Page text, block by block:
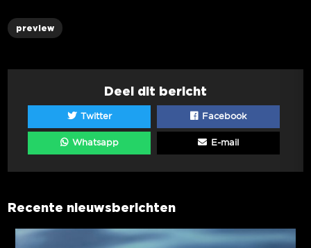
preview
Deel dit bericht
Twitter Facebook
Whatsapp E-mail
Recente nieuwsberichten